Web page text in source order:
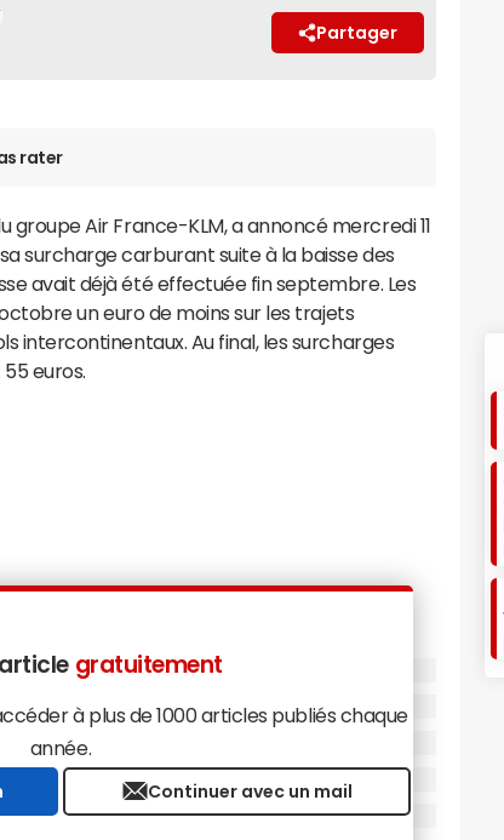
Partager
rater
groupe Air France-KLM, a annoncé mercredi 11
surcharge carburant suite à la baisse des
avait déjà été effectuée fin septembre. Les
un euro de moins sur les trajets
intercontinentaux. Au final, les surcharges
euros.
gratuitement
à plus de 1000 articles publiés chaque
année.
Continuer avec un mail